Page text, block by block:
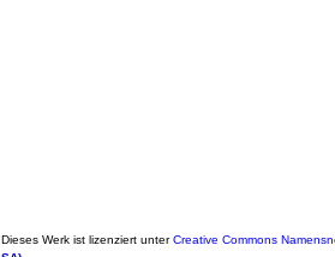
Dieses Werk ist lizenziert unterCreative Commons